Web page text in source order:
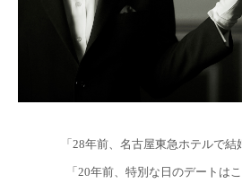
「28年前、名古屋東急ホテルで結
「20年前、特別な日のデートは